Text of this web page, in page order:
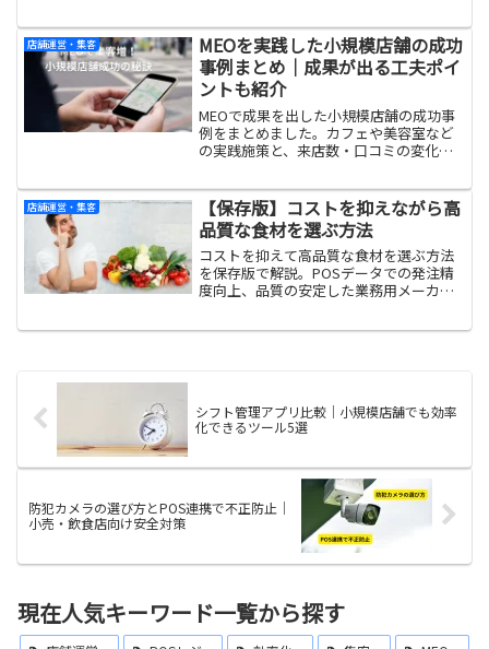
店・小売店が今日から見直せる具体的な
改善ポイントをわかりやすく紹介しま
す。
店舗運営・集客
MEOを実践した小規模店舗の成功
事例まとめ｜成果が出る工夫ポイ
ントも紹介
MEOで成果を出した小規模店舗の成功事
例をまとめました。カフェや美容室など
の実践施策と、来店数・口コミの変化、
介。Googleマップ集客で結果を出すため
に押さえるべきコツがわかります。
店舗運営・集客
【保存版】コストを抑えながら高
品質な食材を選ぶ方法
コストを抑えて高品質な食材を選ぶ方法
を保存版で解説。POSデータでの発注精
度向上、品質の安定した業務用メーカー
活用術をまとめました。
シフト管理アプリ比較｜小規模店舗でも効率
化できるツール5選
防犯カメラの選び方とPOS連携で不正防止｜
小売・飲食店向け安全対策
現在人気キーワード一覧から探す